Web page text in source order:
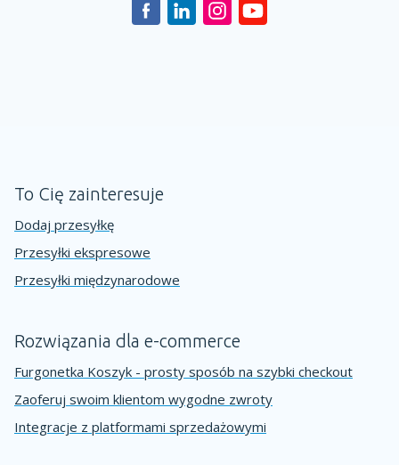
To Cię zainteresuje
Dodaj przesyłkę
Przesyłki ekspresowe
Przesyłki międzynarodowe
Rozwiązania dla e-commerce
Furgonetka Koszyk - prosty sposób na szybki checkout
Zaoferuj swoim klientom wygodne zwroty
Integracje z platformami sprzedażowymi